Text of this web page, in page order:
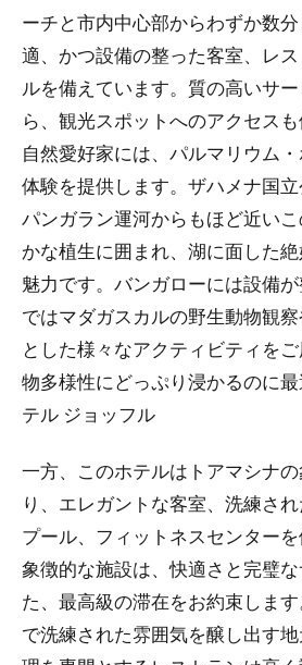
ーチと市内中心部からわずか数
適、かつ設備の整った客室、レ
ルを備えています。質の高いサ
ら、観光スポットへのアクセスも
自然愛好家には、パルマリウム
体験を提供します。ザハメナ国
パンガラン運河からもほど近い
かな植生に囲まれ、湖に面した
魅力です。バンガローには設備
ではマダガスカルの野生動物観
とした様々なアクティビティを
物多様性にどっぷり浸かるのに最
テル ジョッフル
一方、このホテルはトアマシナ
り、エレガントな客室、洗練さ
プール、フィットネスセンター
象徴的な施設は、快適さと完璧
た、最高級の滞在をお約束しま
で洗練された雰囲気を醸し出す